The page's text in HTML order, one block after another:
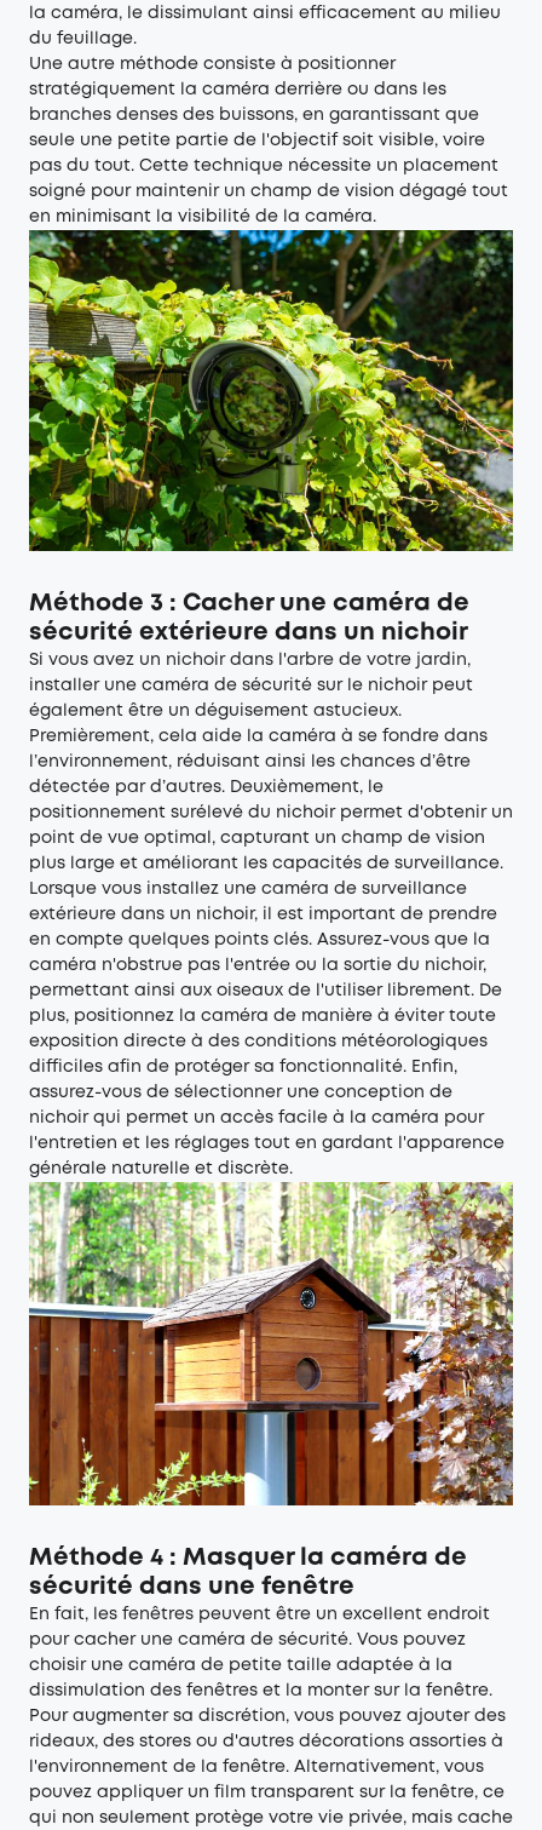
la caméra, le dissimulant ainsi efficacement au milieu
du feuillage.
Une autre méthode consiste à positionner
stratégiquement la caméra derrière ou dans les
branches denses des buissons, en garantissant que
seule une petite partie de l'objectif soit visible, voire
pas du tout. Cette technique nécessite un placement
soigné pour maintenir un champ de vision dégagé tout
en minimisant la visibilité de la caméra.
Méthode 3 : Cacher une caméra de
sécurité extérieure dans un nichoir
Si vous avez un nichoir dans l'arbre de votre jardin,
installer une caméra de sécurité sur le nichoir peut
également être un déguisement astucieux.
Premièrement, cela aide la caméra à se fondre dans
l’environnement, réduisant ainsi les chances d’être
détectée par d’autres. Deuxièmement, le
positionnement surélevé du nichoir permet d'obtenir un
point de vue optimal, capturant un champ de vision
plus large et améliorant les capacités de surveillance.
Lorsque vous installez une caméra de surveillance
extérieure dans un nichoir, il est important de prendre
en compte quelques points clés. Assurez-vous que la
caméra n'obstrue pas l'entrée ou la sortie du nichoir,
permettant ainsi aux oiseaux de l'utiliser librement. De
plus, positionnez la caméra de manière à éviter toute
exposition directe à des conditions météorologiques
difficiles afin de protéger sa fonctionnalité. Enfin,
assurez-vous de sélectionner une conception de
nichoir qui permet un accès facile à la caméra pour
l'entretien et les réglages tout en gardant l'apparence
générale naturelle et discrète.
Méthode 4 : Masquer la caméra de
sécurité dans une fenêtre
En fait, les fenêtres peuvent être un excellent endroit
pour cacher une caméra de sécurité. Vous pouvez
choisir une caméra de petite taille adaptée à la
dissimulation des fenêtres et la monter sur la fenêtre.
Pour augmenter sa discrétion, vous pouvez ajouter des
rideaux, des stores ou d'autres décorations assorties à
l'environnement de la fenêtre. Alternativement, vous
pouvez appliquer un film transparent sur la fenêtre, ce
qui non seulement protège votre vie privée, mais cache